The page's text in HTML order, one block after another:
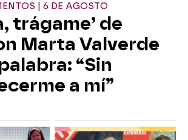
| 6 DE AGOSTO
trágame’ de
Marta Valverde
“Sin
a mí”